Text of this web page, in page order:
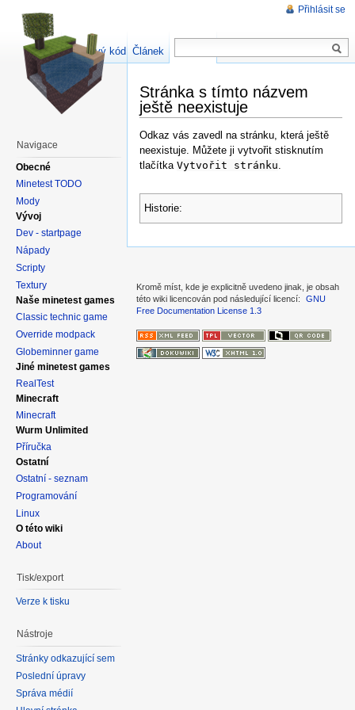
Stránka s tímto názvem
ještě neexistuje
Odkaz vás zavedl na stránku, která ještě
neexistuje. Můžete ji vytvořit stisknutím
tlačítka Vytvořit stránku
Historie:
Přihlásit se
Článek
Zdrojový kód stránky
Navigace
Obecné
Minetest TODO
Mody
Vývoj
Dev - startpage
Nápady
Scripty
Textury
Naše minetest games
Classic technic game
Override modpack
Globeminner game
Jiné minetest games
RealTest
Minecraft
Minecraft
Wurm Unlimited
Příručka
Ostatní
Ostatní - seznam
Programování
Linux
O této wiki
About
Tisk/export
Verze k tisku
Nástroje
Stránky odkazující sem
Poslední úpravy
Správa médií
Kromě míst, kde je explicitně uvedeno jinak, je obsah
této wiki licencován pod následující licencí:
GNU
Free Documentation License 1.3